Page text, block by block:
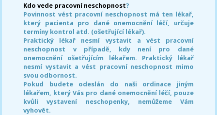
Kdo vede pracovní neschopnost?
Povinnost vést pracovní neschopnost má ten lékař,
který pacienta pro dané onemocnění léčí, určuje
termíny kontrol atd. (ošetřující lékař).
Praktický lékař nesmí vystavit a vést pracovní
neschopnost v případě, kdy není pro dané
onemocnění ošetřujícím lékařem. Praktický lékař
nesmí vystavit a vést pracovní neschopnost mimo
svou odbornost.
Pokud budete odeslán do naši ordinace jiným
lékařem, který Vás pro dané onemocnění léčí, pouze
kvůli vystavení neschopenky, nemůžeme Vám
vyhovět.